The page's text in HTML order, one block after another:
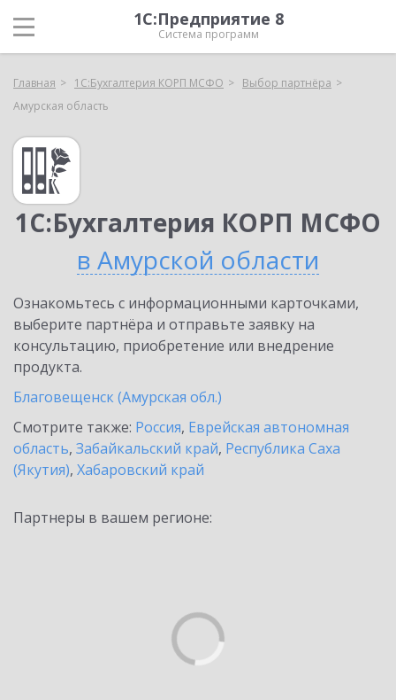
1С:Предприятие 8
Система программ
Главная 1С:Бухгалтерия КОРП МСФО
Выбор партнёра
Амурская область
1С:Бухгалтерия КОРП МСФО
в Амурской области
Ознакомьтесь с информационными карточками,
выберите партнёра и отправьте заявку на
консультацию, приобретение или внедрение
продукта.
Благовещенск (Амурская обл.)
Смотрите также: Россия, Еврейская автономная
область, Забайкальский край, Республика Саха
(Якутия), Хабаровский край
Партнеры в вашем регионе: